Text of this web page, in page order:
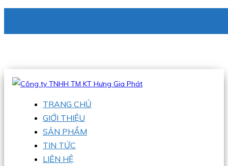
Hotline:0938 336 079
TRANG CHỦ
GIỚI THIỆU
SẢN PHẨM
TIN TỨC
LIÊN HỆ